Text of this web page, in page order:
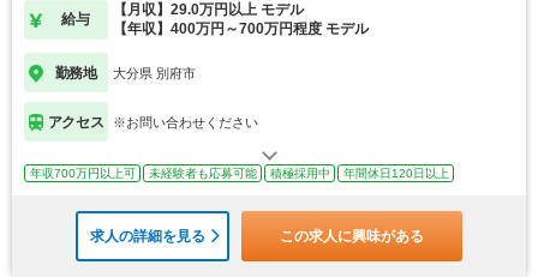
給与
【月収】29.0万円以上 モデル
【年収】400万円～700万円程度 モデル
勤務地 大分県 別府市
アクセス ※お問い合わせください
年収700万円以上可 未経験者も応募可能 積極採用中 年間休日120日以上
求人の詳細を見る この求人に興味がある